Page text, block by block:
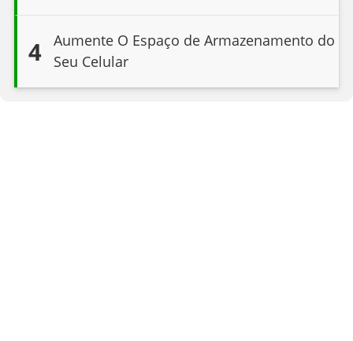
4
Aumente O Espaço de Armazenamento do
Seu Celular